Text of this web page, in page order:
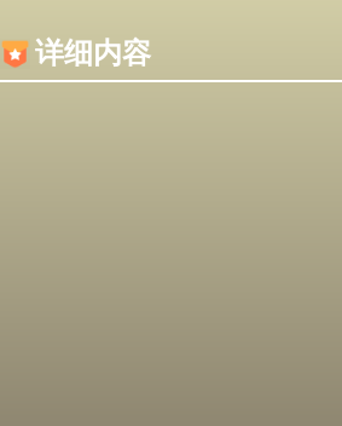
详细内容